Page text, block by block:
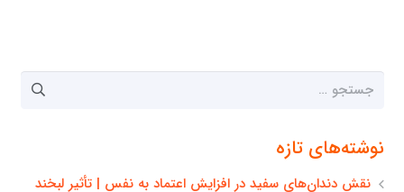
جستجو
نوشته‌های تازه
نقش دندان‌های سفید در افزایش اعتماد به نفس | تأثیر لبخند